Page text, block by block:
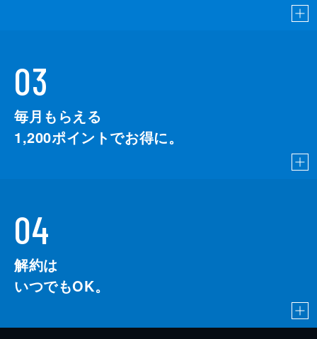
03
毎月もらえる
1,200ポイントでお得に。
04
解約は
いつでもOK。